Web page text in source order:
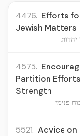
4476. Efforts
Jewish Matters
4575.
Partition
Strength
פנימי
5521. Advice on